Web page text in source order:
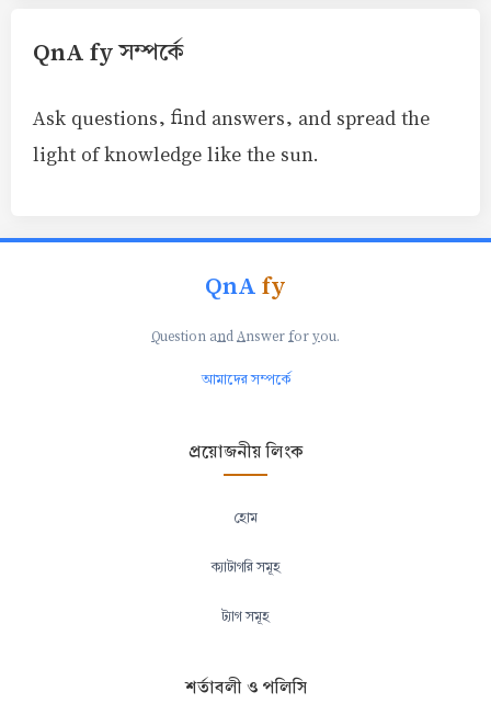
QnA fy সম্পর্কে
Ask questions, find answers, and spread the
light of knowledge like the sun.
QnAfy
Question andAnswer foryou.
আমাদের সম্পর্কে
প্রয়োজনীয় লিংক
হোম
ক্যাটাগরি সমূহ
ট্যাগ সমূহ
শর্তাবলী ও পলিসি